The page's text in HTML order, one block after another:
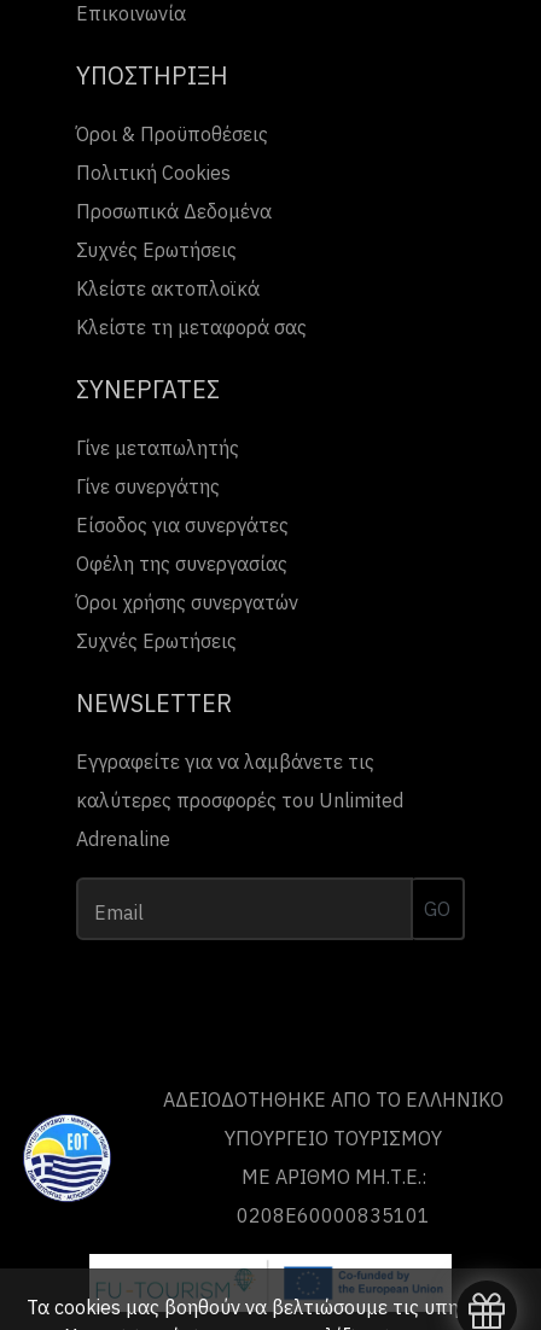
Επικοινωνία
ΥΠΟΣΤΗΡΙΞΗ
Όροι & Προϋποθέσεις
Πολιτική Cookies
Προσωπικά Δεδομένα
Συχνές Ερωτήσεις
Κλείστε ακτοπλοϊκά
Κλείστε τη μεταφορά σας
ΣΥΝΕΡΓΑΤΕΣ
Γίνε μεταπωλητής
Γίνε συνεργάτης
Είσοδος για συνεργάτες
Οφέλη της συνεργασίας
Όροι χρήσης συνεργατών
Συχνές Ερωτήσεις
NEWSLETTER
Εγγραφείτε για να λαμβάνετε τις
καλύτερες προσφορές του Unlimited
Adrenaline
Email GO
ΑΔΕΙΟΔΟΤΗΘΗΚΕ ΑΠΟ ΤO ΕΛΛΗΝΙΚΟ
ΥΠΟΥΡΓΕΙΟ ΤΟΥΡΙΣΜΟΥ
ΜΕ ΑΡΙΘΜΟ ΜΗ.Τ.Ε.:
0208Ε60000835101
Τα cookies μας βοηθούν να βελτιώσουμε τις υπηρεσίες